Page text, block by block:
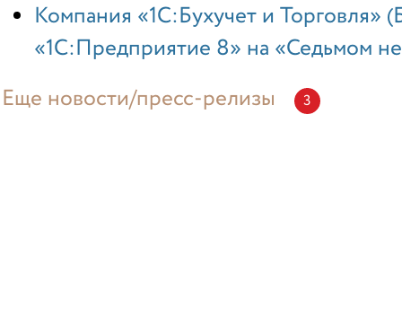
Компания «1С:Бухучет и Торговля»
«1С:Предприятие 8» на «Седьмом
Еще новости/пресс-релизы
3